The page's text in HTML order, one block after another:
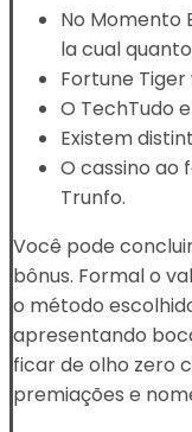
No Momento
la cual
Fortune
O TechTudo
Existem
O cassino ao
Trunfo.
Você pode
bônus. Formal o
o método
apresentando
ficar de olho zero
premiações e